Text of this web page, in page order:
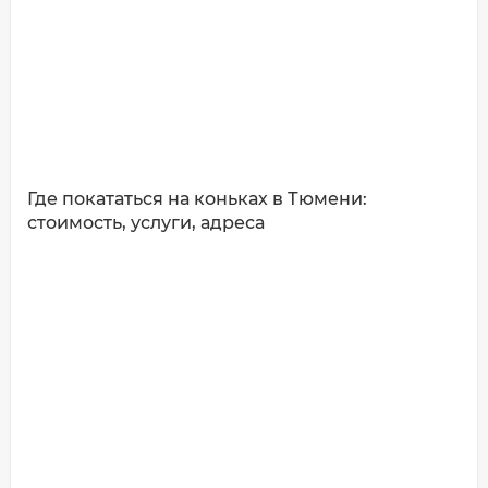
Где покататься на коньках в Тюмени:
стоимость, услуги, адреса